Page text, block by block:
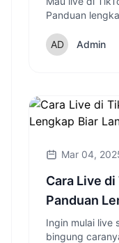
Panduan
TikTok dan
Admin
Mar 04,
Cara Live
Panduan
Ingin mulai live
bingung